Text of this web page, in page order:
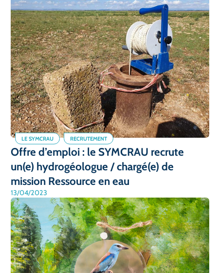
LE SYMCRAU RECRUTEMENT
Offre d’emploi : le SYMCRAU recrute
un(e) hydrogéologue / chargé(e) de
mission Ressource en eau
13/04/2023